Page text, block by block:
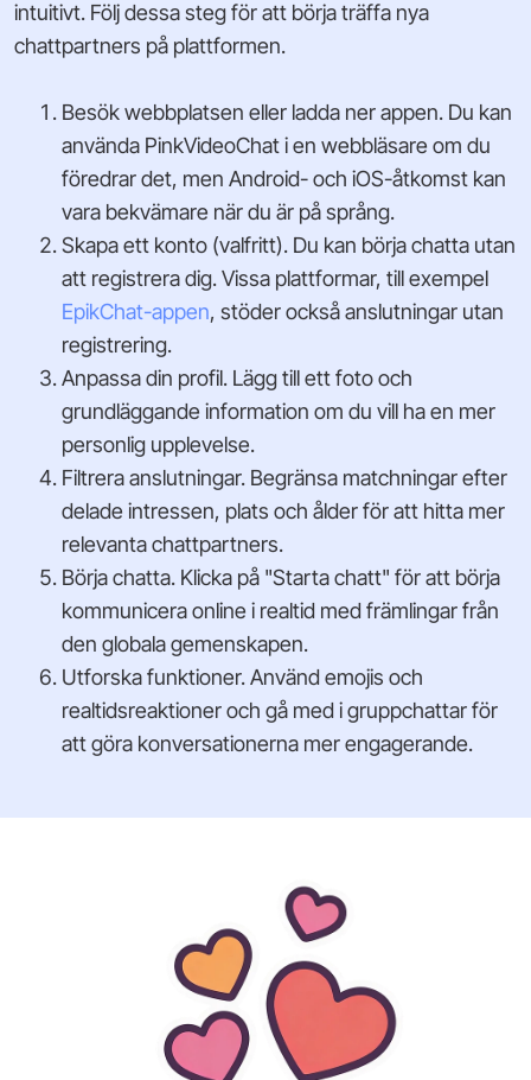
intuitivt. Följ dessa steg för att börja träffa nya
chattpartners på plattformen.
Besök webbplatsen eller ladda ner appen. Du kan
använda PinkVideoChat i en webbläsare om du
föredrar det, men Android- och iOS-åtkomst kan
vara bekvämare när du är på språng.
Skapa ett konto (valfritt). Du kan börja chatta utan
att registrera dig. Vissa plattformar, till exempel
EpikChat-appen, stöder också anslutningar utan
registrering.
Anpassa din profil. Lägg till ett foto och
grundläggande information om du vill ha en mer
personlig upplevelse.
Filtrera anslutningar. Begränsa matchningar efter
delade intressen, plats och ålder för att hitta mer
relevanta chattpartners.
Börja chatta. Klicka på "Starta chatt" för att börja
kommunicera online i realtid med främlingar från
den globala gemenskapen.
Utforska funktioner. Använd emojis och
realtidsreaktioner och gå med i gruppchattar för
att göra konversationerna mer engagerande.